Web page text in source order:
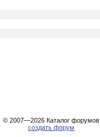
© 2007—2026 Каталог форумов
создать форум